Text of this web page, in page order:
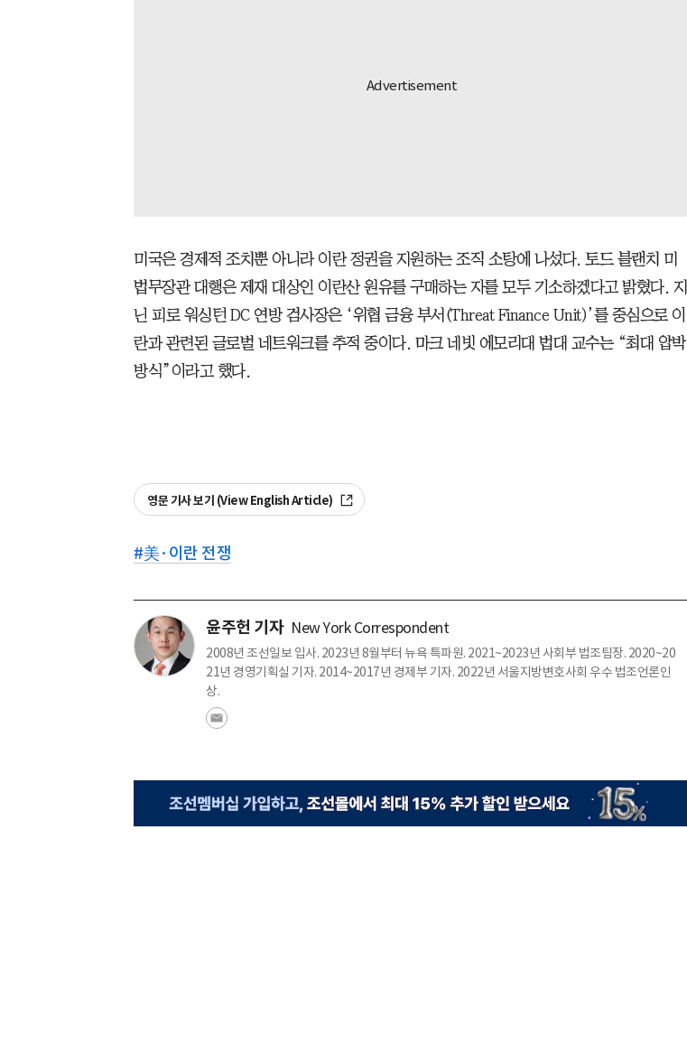
미국은 경제적 조치뿐 아니라 이란 정권을 지원하는 조직 소탕에 나섰다. 토드 블랜치 미
법무장관 대행은 제재 대상인 이란산 원유를 구매하는 자를 모두 기소하겠다고 밝혔다. 지
닌 피로 워싱턴 DC 연방 검사장은 ‘위협 금융 부서(Threat Finance Unit)’를 중심으로 이
란과 관련된 글로벌 네트워크를 추적 중이다. 마크 네빗 에모리대 법대 교수는 “최대 압박
방식”이라고 했다.
영문 기사 보기 (View English Article)
#美·이란 전쟁
윤주헌 기자 New York Correspondent
2008년 조선일보 입사. 2023년 8월부터 뉴욕 특파원. 2021~2023년 사회부 법조팀장. 2020~20
21년 경영기획실 기자. 2014~2017년 경제부 기자. 2022년 서울지방변호사회 우수 법조언론인
상.